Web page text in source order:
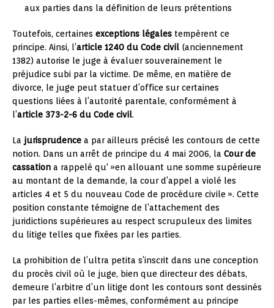
aux parties dans la définition de leurs prétentions
Toutefois, certaines exceptions légales tempèrent ce
principe. Ainsi, l’article 1240 du Code civil (anciennement
1382) autorise le juge à évaluer souverainement le
préjudice subi par la victime. De même, en matière de
divorce, le juge peut statuer d’office sur certaines
questions liées à l’autorité parentale, conformément à
l’article 373-2-6 du Code civil.
La jurisprudence a par ailleurs précisé les contours de cette
notion. Dans un arrêt de principe du 4 mai 2006, la Cour de
cassation a rappelé qu' »en allouant une somme supérieure
au montant de la demande, la cour d’appel a violé les
articles 4 et 5 du nouveau Code de procédure civile ». Cette
position constante témoigne de l’attachement des
juridictions supérieures au respect scrupuleux des limites
du litige telles que fixées par les parties.
La prohibition de l’ultra petita s’inscrit dans une conception
du procès civil où le juge, bien que directeur des débats,
demeure l’arbitre d’un litige dont les contours sont dessinés
par les parties elles-mêmes, conformément au principe